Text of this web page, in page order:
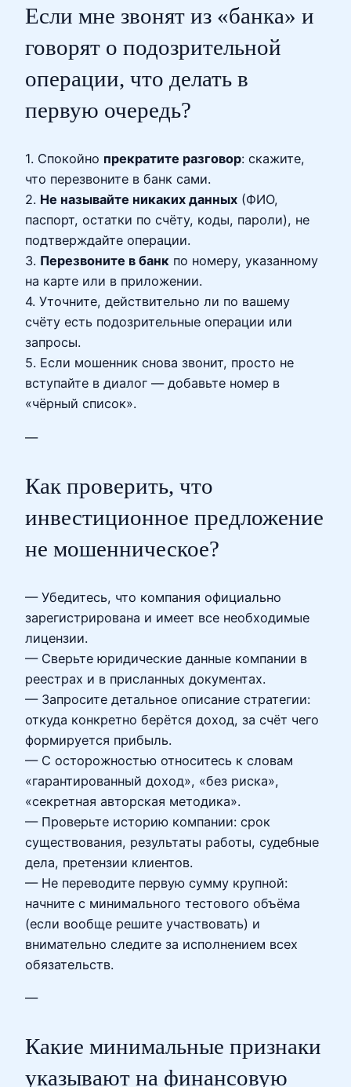
Если мне звонят из «банка» и
говорят о подозрительной
операции, что делать в
первую очередь?
1. Спокойно прекратите разговор: скажите,
что перезвоните в банк сами.
2. Не называйте никаких данных (ФИО,
паспорт, остатки по счёту, коды, пароли), не
подтверждайте операции.
3. Перезвоните в банк по номеру, указанному
на карте или в приложении.
4. Уточните, действительно ли по вашему
счёту есть подозрительные операции или
запросы.
5. Если мошенник снова звонит, просто не
вступайте в диалог — добавьте номер в
«чёрный список».
—
Как проверить, что
инвестиционное предложение
не мошенническое?
— Убедитесь, что компания официально
зарегистрирована и имеет все необходимые
лицензии.
— Сверьте юридические данные компании в
реестрах и в присланных документах.
— Запросите детальное описание стратегии:
откуда конкретно берётся доход, за счёт чего
формируется прибыль.
— С осторожностью относитесь к словам
«гарантированный доход», «без риска»,
«секретная авторская методика».
— Проверьте историю компании: срок
существования, результаты работы, судебные
дела, претензии клиентов.
— Не переводите первую сумму крупной:
начните с минимального тестового объёма
(если вообще решите участвовать) и
внимательно следите за исполнением всех
обязательств.
—
Какие минимальные признаки
указывают на финансовую